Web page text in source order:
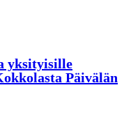
yksityisille
Päivälän